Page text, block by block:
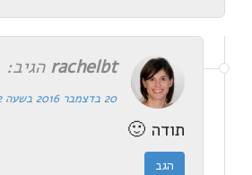
rachelbt הגיב:
20 בדצמבר 2016 בשעה 14:42
תודה 🙂
הגב